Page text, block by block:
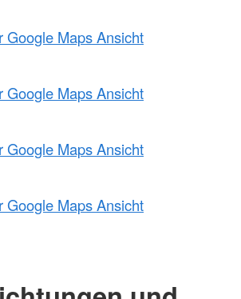
Google Maps Ansicht
Google Maps Ansicht
Google Maps Ansicht
Google Maps Ansicht